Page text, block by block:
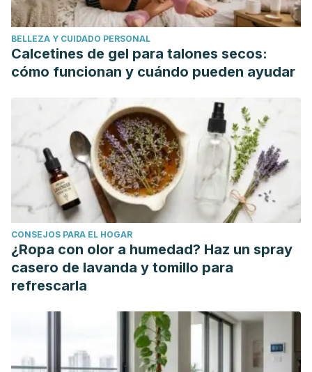
Slavin JL, Lloyd B. Health benefits of fruits and
vegetables.Adv Nutr. 2012;3(4):506–516. Published 2012
Jul 1. doi:10.3945/an.112.002154
Jayachandran M, Xiao J, Xu B. A Critical Review on Health
Int J Mol Sci. 2017;18(9):1934. Published 2017
Sep 8. doi:10.3390/ijms18091934
BELLEZA Y CUIDADO PERSONAL
Calcetines de gel para talones secos:
cómo funcionan y cuándo pueden ayudar
CONSEJOS PARA EL HOGAR
¿Ropa con olor a humedad? Haz un spray
casero de lavanda y tomillo para
refrescarla